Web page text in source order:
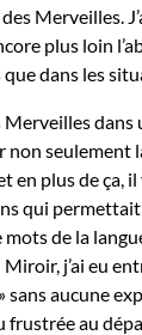
Merveilles.
plus loin
dans les
Merveilles
non seulement
en plus de ça, il
qui permettait
de la
j’ai eu
sans aucune
frustrée au